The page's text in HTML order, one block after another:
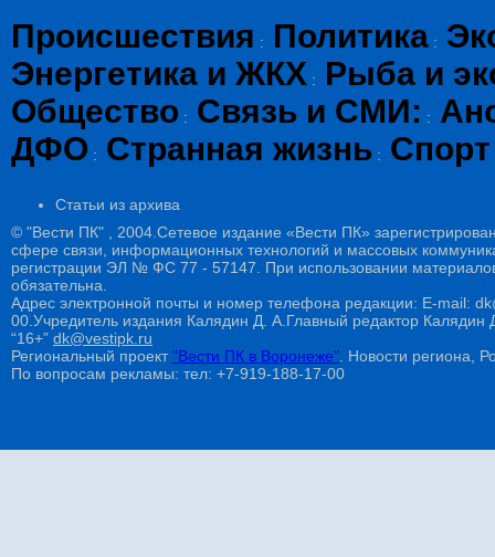
Происшествия : Политика :
Энергетика и ЖКХ :
Рыба и
Общество : Связь и СМИ: :
ДФО : Странная жизнь : Спорт
Статьи из архива
© "Вести ПК" , 2004.Сетевое издание «Вести ПК»
сфере связи, информационных технологий и массовых
регистрации ЭЛ № ФС 77 - 57147. При использовании
обязательна.
Адрес электронной почты и номер телефона редакции: E-mail:
00.Учредитель издания Калядин Д. А.Главный редактор
“16+” dk@vestipk.ru
Региональный проект"Вести ПК в Воронеже" . Новости региона,
По вопросам рекламы: тел: +7-919-188-17-00